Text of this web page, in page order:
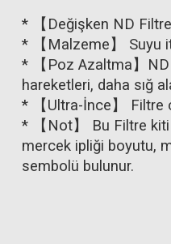
* 【Değişken ND
* 【Malzeme】 Suyu
* 【Poz Azaltma】ND
hareketleri, daha sığ
* 【Ultra-İnce】 Filtre
* 【Not】 Bu Filtre kiti
mercek ipliği boyutu,
sembolü bulunur.